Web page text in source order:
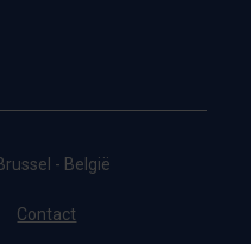
- België
Contact